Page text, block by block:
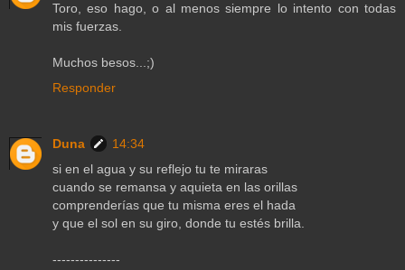
Toro, eso hago, o al menos siempre lo intento con todas
mis fuerzas.
Muchos besos...;)
Responder
Duna
14:34
si en el agua y su reflejo tu te miraras
cuando se remansa y aquieta en las orillas
comprenderías que tu misma eres el hada
y que el sol en su giro, donde tu estés brilla.
---------------